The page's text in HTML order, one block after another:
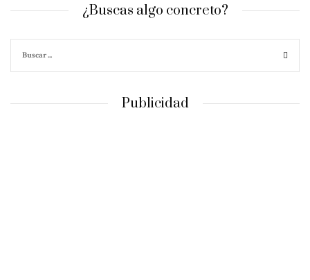
¿Buscas algo concreto?
Publicidad